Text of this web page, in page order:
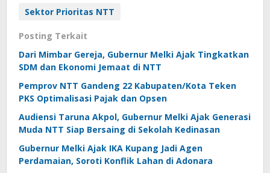
Sektor Prioritas NTT
Posting Terkait
Dari Mimbar Gereja, Gubernur Melki Ajak Tingkatkan
SDM dan Ekonomi Jemaat di NTT
Pemprov NTT Gandeng 22 Kabupaten/Kota Teken
PKS Optimalisasi Pajak dan Opsen
Audiensi Taruna Akpol, Gubernur Melki Ajak Generasi
Muda NTT Siap Bersaing di Sekolah Kedinasan
Gubernur Melki Ajak IKA Kupang Jadi Agen
Perdamaian, Soroti Konflik Lahan di Adonara